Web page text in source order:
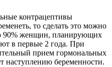
контрацептивы
то сделать это можно
90% женщин, планирующих
в первые 2 года. При
прием гормональных
наступлению беременности.